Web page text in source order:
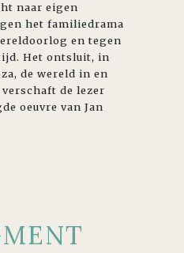
naar eigen
het familiedrama
en tegen
Het ontsluit, in
de wereld in en
de lezer
oeuvre van Jan